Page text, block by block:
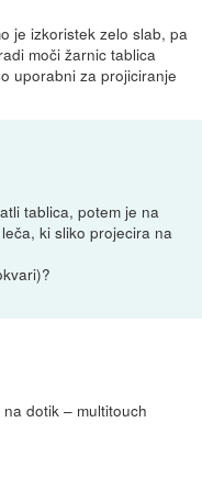
je izkoristek zelo slab, pa
moči žarnic tablica
uporabni za projiciranje
tablica, potem je na
ki sliko projecira na
dotik – multitouch